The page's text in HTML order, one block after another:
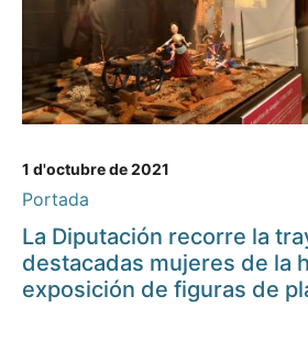
1 d'octubre de 2021
Portada
La Diputación recorre la
destacadas mujeres de la
exposición de figuras de